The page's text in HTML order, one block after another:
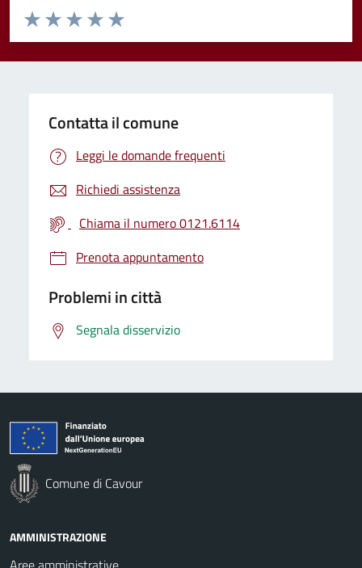
Valuta da 1 a 5 stelle la pagina
Valuta 5 stelle su 5
Valuta 4 stelle su 5
Valuta 3 stelle su 5
Valuta 2 stelle su 5
Valuta 1 stelle su 5
Contatta il comune
Leggi le domande frequenti
Richiedi assistenza
Chiama il numero 0121.6114
Prenota appuntamento
Problemi in città
Segnala disservizio
Comune di Cavour
AMMINISTRAZIONE